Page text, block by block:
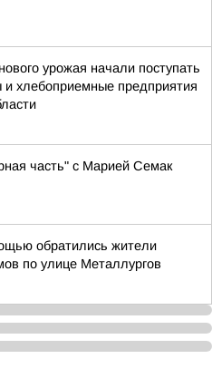
урожая начали поступать
и хлебоприемные предприятия
часть" с Марией Семак
обратились жители
по улице Металлургов